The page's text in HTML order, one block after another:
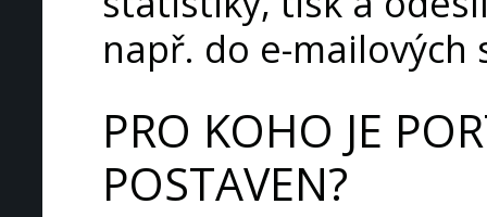
např. do e-mailových
PRO KOHO JE
POSTAVEN?